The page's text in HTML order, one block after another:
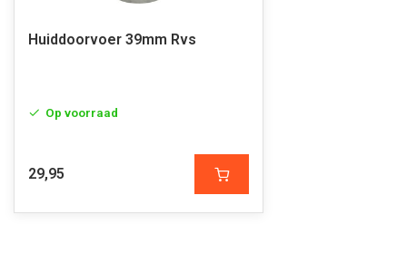
Huiddoorvoer 39mm Rvs
Op voorraad
29,95